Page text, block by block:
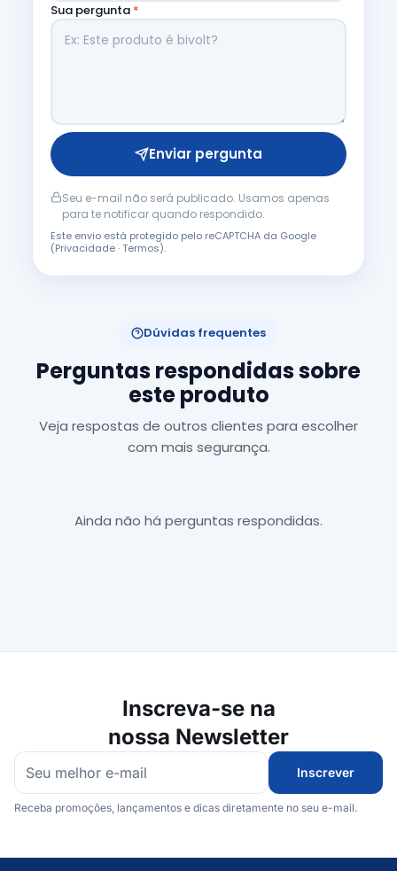
Sua pergunta *
Enviar pergunta
Seu e-mail não será publicado. Usamos apenas
para te notificar quando respondido.
Este envio está protegido pelo reCAPTCHA da Google
(Privacidade·Termos).
Dúvidas frequentes
Perguntas respondidas sobre
este produto
Veja respostas de outros clientes para escolher
com mais segurança.
Ainda não há perguntas respondidas.
Inscreva-se na
nossa Newsletter
Inscrever
Receba promoções, lançamentos e dicas diretamente no seu e-mail.